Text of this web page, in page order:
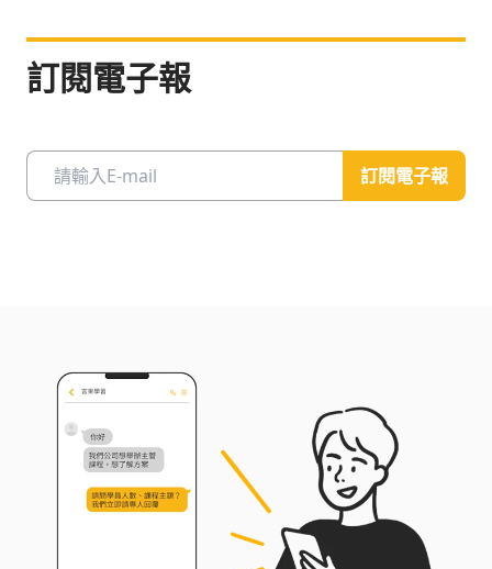
訂閱電子報
訂閱電子報